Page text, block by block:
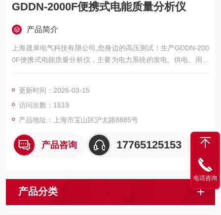
GDDN-2000F便携式电能质量分析仪
产品简介
上海晟皋电气科技有限公司,您身边的高压测试！生产GDDN-200
0F便携式电能质量分析仪，主要为电力系统的发电、供电、用电
部门，科研机构与电力设备相关的生产企业，提供的高压试验设
更新时间：2026-03-15
访问次数：1519
产品地址：上海市宝山区沪太路8885号
产品咨询 17765125153
产品分类
电话咨询